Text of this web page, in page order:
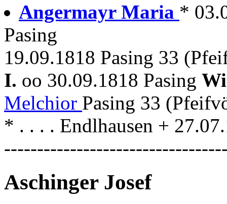
Angermayr Maria *
Pasing
19.09.1818 Pasing 33
I. oo 30.09.1818 Pasing
Melchior Pasing 33
* . . . . Endlhausen +
Aschinger Josef